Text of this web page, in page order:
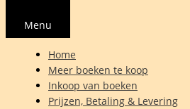
Menu
Home
Meer boeken te koop
Inkoop van boeken
Prijzen, Betaling & Levering